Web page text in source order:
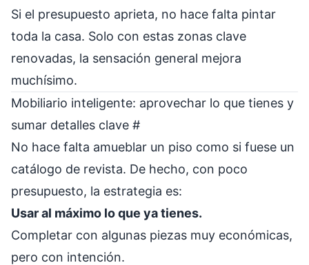
Si el presupuesto aprieta, no hace falta pintar
toda la casa. Solo con estas zonas clave
renovadas, la sensación general mejora
muchísimo.
Mobiliario inteligente: aprovechar lo que tienes y
sumar detalles clave #
No hace falta amueblar un piso como si fuese un
catálogo de revista. De hecho, con poco
presupuesto, la estrategia es:
Usar al máximo lo que ya tienes.
Completar con algunas piezas muy económicas,
pero con intención.